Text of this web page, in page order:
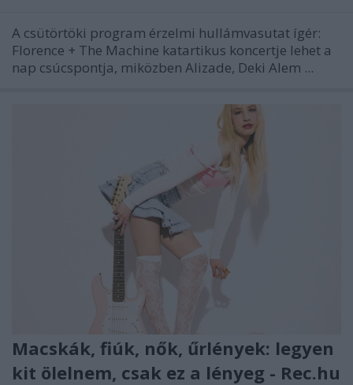
A csütörtöki program érzelmi hullámvasutat ígér:
Florence + The Machine katartikus koncertje lehet a
nap csúcspontja, miközben Alizade, Deki Alem ...
Macskák, fiúk, nők, űrlények: legyen
kit ölelnem, csak ez a lényeg - Rec.hu